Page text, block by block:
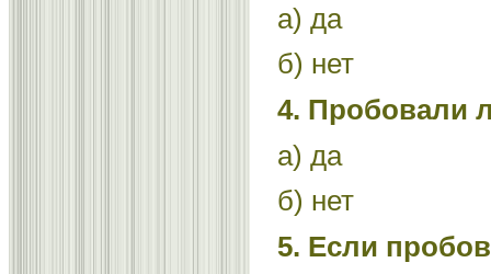
а) да
б) нет
4. Пробовали
а) да
б) нет
5. Если